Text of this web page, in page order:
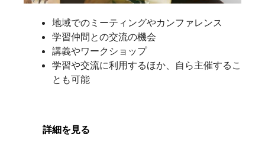
地域でのミーティングやカンファレンス
学習仲間との交流の機会
講義やワークショップ
学習や交流に利用するほか、自ら主催するこ
とも可能
詳細を見る